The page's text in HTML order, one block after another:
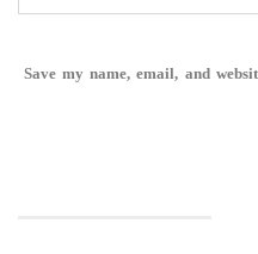
Save my name, email, and